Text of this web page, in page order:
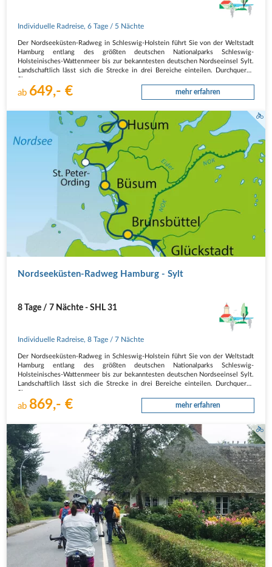
Individuelle Radreise,6 Tage / 5 Nächte
Der Nordseeküsten-Radweg in Schleswig-Holstein führt Sie von der Weltstadt
Hamburg entlang des größten deutschen Nationalparks Schleswig-
Holsteinisches-Wattenmeer bis zur bekanntesten deutschen Nordseeinsel Sylt.
Landschaftlich lässt sich die Strecke in drei Bereiche einteilen. Durchqueren
ab 649,- € mehr erfahren
Nordseeküsten-Radweg Hamburg - Sylt
8 Tage / 7 Nächte - SHL 31
Individuelle Radreise,8 Tage / 7 Nächte
Der Nordseeküsten-Radweg in Schleswig-Holstein führt Sie von der Weltstadt
Hamburg entlang des größten deutschen Nationalparks Schleswig-
Holsteinisches-Wattenmeer bis zur bekanntesten deutschen Nordseeinsel Sylt.
Landschaftlich lässt sich die Strecke in drei Bereiche einteilen. Durchqueren
ab 869,- € mehr erfahren